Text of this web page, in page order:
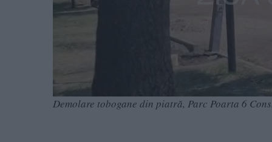
Demolare tobogane din piatră, Parc Poarta 6